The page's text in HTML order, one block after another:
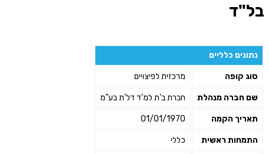
בל"ד
נתונים כלליים
סוג קופה מרכזית לפיצויים
שם חברה מנהלת חברת ב'ת למ'ד דל'ת בע"מ
תאריך הקמה 01/01/1970
התמחות ראשית כללי